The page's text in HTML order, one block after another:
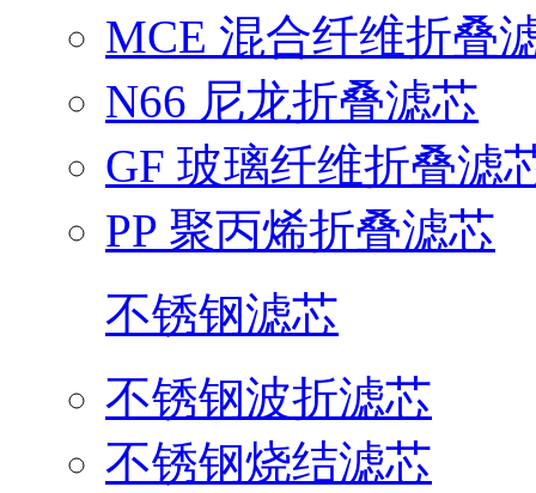
MCE 混合纤维折叠
N66 尼龙折叠滤芯
GF 玻璃纤维折叠滤
PP 聚丙烯折叠滤芯
不锈钢滤芯
不锈钢波折滤芯
不锈钢烧结滤芯